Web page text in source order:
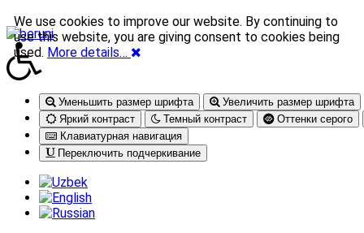
Уменьшить размер шрифта
Увеличить размер шрифта
Яркий контраст
Темный контраст
Оттенки серого
Клавиатурная навигация
Переключить подчеркивание
We use cookies to improve our website. By continuing to
use this website, you are giving consent to cookies being
used. More details…